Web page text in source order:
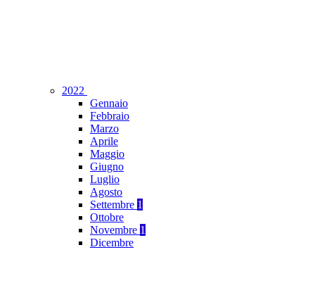
2022
Gennaio
Febbraio
Marzo
Aprile
Maggio
Giugno
Luglio
Agosto
Settembre 1
Ottobre
Novembre 1
Dicembre